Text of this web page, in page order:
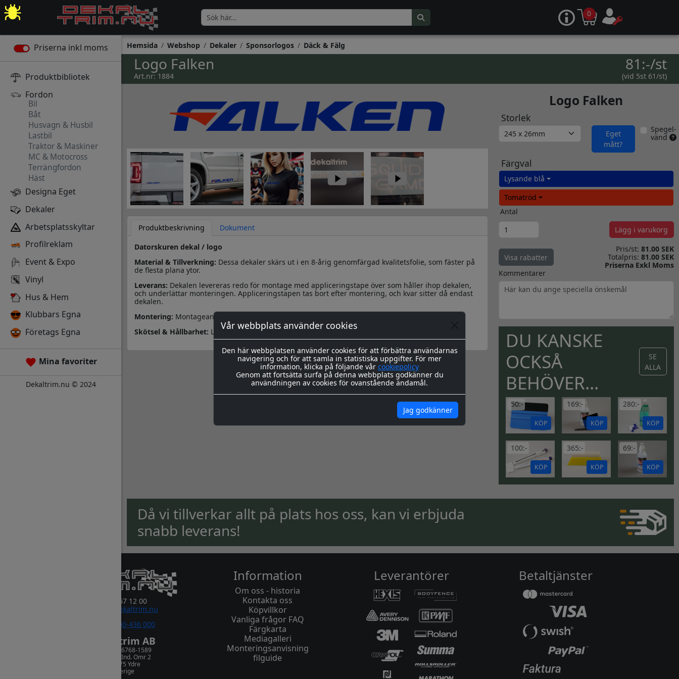
Vår webbplats använder cookies
Den här webbplatsen använder cookies för att förbättra användarnas
navigering och för att samla in statistiska uppgifter. För mer
information, klicka på följande vår cookiepolicy
Genom att fortsätta surfa på denna webbplats godkänner du
användningen av cookies för ovanstående ändamål.
Jag godkänner
0
Priserna inkl moms
Produktbibliotek
Fordon
Bil
Båt
Husvagn & Husbil
Lastbil
Traktor & Maskiner
MC & Motocross
Terrängfordon
Häst
Designa Eget
Dekaler
Arbetsplatsskyltar
Profilreklam
Event & Expo
Vinyl
Hus & Hem
Klubbars Egna
Företags Egna
Mina favoriter
Dekaltrim.nu © 2024
Hemsida Webshop Dekaler Sponsorlogos Däck & Fälg
Logo Falken
Art.nr: 1884
81:-/st
(vid 5st 61/st)
Produktbeskrivning
Dokument
Datorskuren dekal / logo
Material & Tillverkning: Dessa dekaler skärs ut i en 8-årig genomfärgad kvalitetsfolie, som fäster på
de flesta plana ytor.
Leverans: Dekalen levereras redo för montage med appliceringstape över som håller ihop dekalen,
och underlättar monteringen. Appliceringstapen tas bort efter montering, och kvar sitter då endast
dekalen.
Montering: Montageanvisning hittar du
Skötsel & Hållbarhet: Läs igenom våra instrukioner före och efter montage
Logo Falken
Storlek
Eget
mått?
Spegel-
vänd
Färgval
Lysande blå
Tomatröd
Antal
Lägg i varukorg
Visa rabatter
Pris/st: 81.00 SEK
Totalpris: 81.00 SEK
Priserna Exkl Moms
Kommentarer
DU KANSKE
OCKSÅ
BEHÖVER...
SE
ALLA
50:-
KÖP
169:-
KÖP
280:-
KÖP
100:-
KÖP
365:-
KÖP
69:-
KÖP
Då vi tillverkar allt på plats hos oss, kan vi erbjuda
snabb leverans!
0381-67 12 00
order@dekaltrim.nu
0700-436 000
Dekaltrim AB
Orgnr. 556768-1589
Rydsnäs Ind. Omr 2
573 75 Ydre
Sverige
Information
Om oss - historia
Kontakta oss
Köpvillkor
Vanliga frågor FAQ
Färgkarta
Mediagalleri
Monteringsanvisning
filguide
Leverantörer Betaltjänster